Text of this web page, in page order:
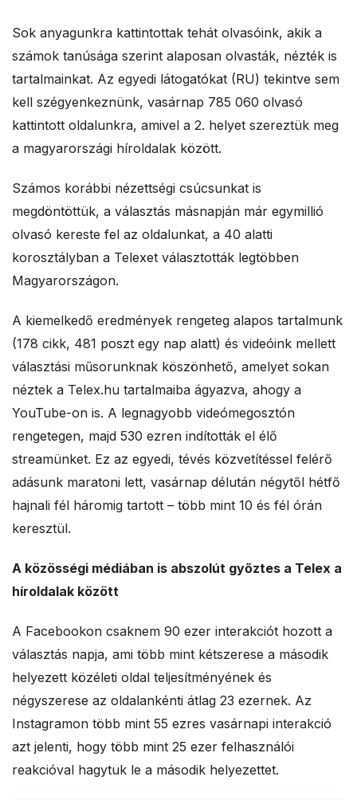
Sok anyagunkra kattintottak tehát olvasóink, akik a
számok tanúsága szerint alaposan olvasták, nézték is
tartalmainkat. Az egyedi látogatókat (RU) tekintve sem
kell szégyenkeznünk, vasárnap 785 060 olvasó
kattintott oldalunkra, amivel a 2. helyet szereztük meg
a magyarországi híroldalak között.
Számos korábbi nézettségi csúcsunkat is
megdöntöttük, a választás másnapján már egymillió
olvasó kereste fel az oldalunkat, a 40 alatti
korosztályban a Telexet választották legtöbben
Magyarországon.
A kiemelkedő eredmények rengeteg alapos tartalmunk
(178 cikk, 481 poszt egy nap alatt) és videóink mellett
választási műsorunknak köszönhető, amelyet sokan
néztek a Telex.hu tartalmaiba ágyazva, ahogy a
YouTube-on is. A legnagyobb videómegosztón
rengetegen, majd 530 ezren indították el élő
streamünket. Ez az egyedi, tévés közvetítéssel felérő
adásunk maratoni lett, vasárnap délután négytől hétfő
hajnali fél háromig tartott – több mint 10 és fél órán
keresztül.
A közösségi médiában is abszolút győztes a Telex a
híroldalak között
A Facebookon csaknem 90 ezer interakciót hozott a
választás napja, ami több mint kétszerese a második
helyezett közéleti oldal teljesítményének és
négyszerese az oldalankénti átlag 23 ezernek. Az
Instagramon több mint 55 ezres vasárnapi interakció
azt jelenti, hogy több mint 25 ezer felhasználói
reakcióval hagytuk le a második helyezettet.